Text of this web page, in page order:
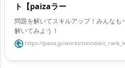
ト【paizaラー
問題を解いてスキルアップ！みんなも
解いてみよう！
https://paiza.jp/works/mondai/